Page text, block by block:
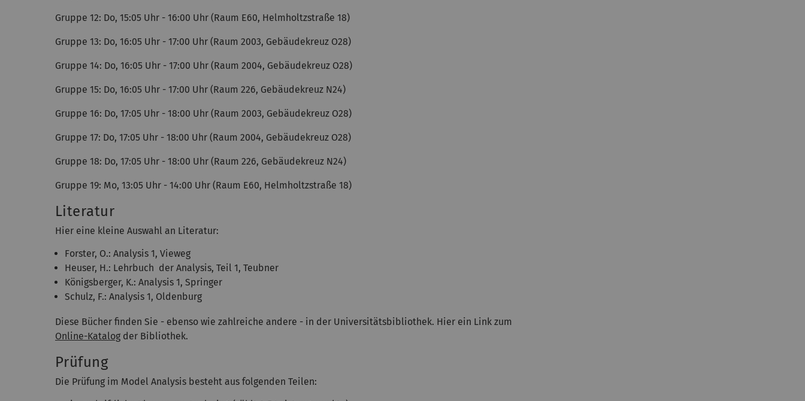
Gruppe 12: Do, 15:05 Uhr - 16:00 Uhr (Raum E60, Helmholtzstraße 18)
Gruppe 13: Do, 16:05 Uhr - 17:00 Uhr (Raum 2003, Gebäudekreuz O28)
Gruppe 14: Do, 16:05 Uhr - 17:00 Uhr (Raum 2004, Gebäudekreuz O28)
Gruppe 15: Do, 16:05 Uhr - 17:00 Uhr (Raum 226, Gebäudekreuz N24)
Gruppe 16: Do, 17:05 Uhr - 18:00 Uhr (Raum 2003, Gebäudekreuz O28)
Gruppe 17: Do, 17:05 Uhr - 18:00 Uhr (Raum 2004, Gebäudekreuz O28)
Gruppe 18: Do, 17:05 Uhr - 18:00 Uhr (Raum 226, Gebäudekreuz N24)
Gruppe 19: Mo, 13:05 Uhr - 14:00 Uhr (Raum E60, Helmholtzstraße 18)
Literatur
Hier eine kleine Auswahl an Literatur:
Forster, O.: Analysis 1, Vieweg
Heuser, H.: Lehrbuch der Analysis, Teil 1, Teubner
Königsberger, K.: Analysis 1, Springer
Schulz, F.: Analysis 1, Oldenburg
Diese Bücher finden Sie - ebenso wie zahlreiche andere - in der Universitätsbibliothek. Hier ein Link zum
Online-Katalog der Bibliothek.
Prüfung
Die Prüfung im Model Analysis besteht aus folgenden Teilen: